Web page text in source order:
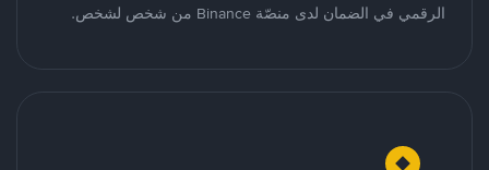
الرقمي في الضمان لدى منصّة Binance من شخص لشخص.